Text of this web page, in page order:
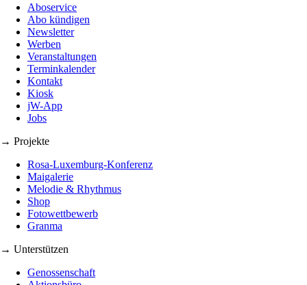
Aboservice
Abo kündigen
Newsletter
Werben
Veranstaltungen
Terminkalender
Kontakt
Kiosk
jW-App
Jobs
→ Projekte
Rosa-Luxemburg-Konferenz
Maigalerie
Melodie & Rhythmus
Shop
Fotowettbewerb
Granma
→ Unterstützen
Genossenschaft